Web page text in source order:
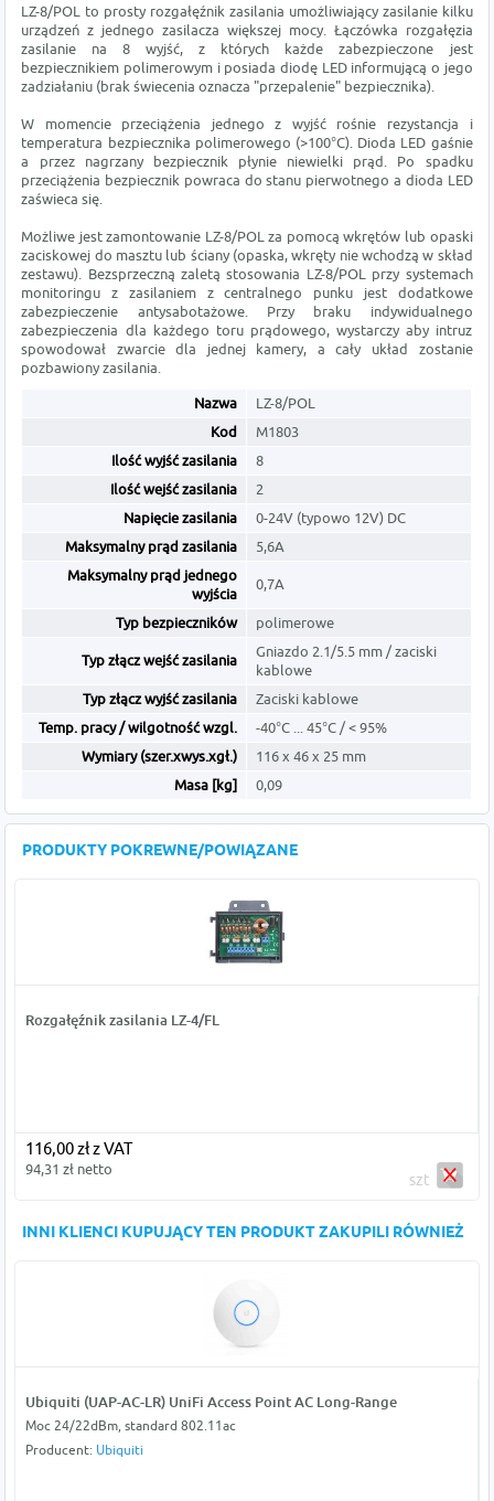
LZ-8/POL to prosty rozgałęźnik zasilania umożliwiający zasilanie kilku
urządzeń z jednego zasilacza większej mocy. Łączówka rozgałęzia
zasilanie na 8 wyjść, z których każde zabezpieczone jest
bezpiecznikiem polimerowym i posiada diodę LED informującą o jego
zadziałaniu (brak świecenia oznacza "przepalenie" bezpiecznika).
W momencie przeciążenia jednego z wyjść rośnie rezystancja i
temperatura bezpiecznika polimerowego (>100°C). Dioda LED gaśnie
a przez nagrzany bezpiecznik płynie niewielki prąd. Po spadku
przeciążenia bezpiecznik powraca do stanu pierwotnego a dioda LED
zaświeca się.
Możliwe jest zamontowanie LZ-8/POL za pomocą wkrętów lub opaski
zaciskowej do masztu lub ściany (opaska, wkręty nie wchodzą w skład
zestawu). Bezsprzeczną zaletą stosowania LZ-8/POL przy systemach
monitoringu z zasilaniem z centralnego punku jest dodatkowe
zabezpieczenie antysabotażowe. Przy braku indywidualnego
zabezpieczenia dla każdego toru prądowego, wystarczy aby intruz
spowodował zwarcie dla jednej kamery, a cały układ zostanie
pozbawiony zasilania.
Nazwa
LZ-8/POL
Kod
M1803
Ilość wyjść zasilania
8
Ilość wejść zasilania
2
Napięcie zasilania
0-24V (typowo 12V) DC
Maksymalny prąd zasilania
5,6A
Maksymalny prąd jednego
wyjścia
0,7A
Typ bezpieczników polimerowe
Typ złącz wejść zasilania
Gniazdo 2.1/5.5 mm / zaciski
kablowe
Typ złącz wyjść zasilania
Zaciski kablowe
Temp. pracy / wilgotność wzgl.
-40°C ... 45°C / < 95%
Wymiary (szer.xwys.xgł.)
116 x 46 x 25 mm
Masa [kg]
0,09
PRODUKTY POKREWNE/POWIĄZANE
Rozgałęźnik zasilania LZ-4/FL
116,00 zł z VAT
94,31 zł netto
szt
INNI KLIENCI KUPUJĄCY TEN PRODUKT ZAKUPILI RÓWNIEŻ
Ubiquiti (UAP-AC-LR) UniFi Access Point AC Long-Range
Moc 24/22dBm, standard 802.11ac
Producent: Ubiquiti